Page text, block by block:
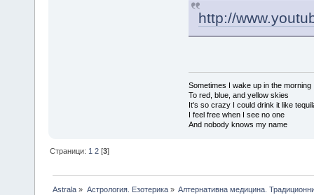
http://
Sometimes I wake up in the morning
To red, blue, and yellow skies
It's so crazy I could drink it like
I feel free when I see no one
And nobody knows my name
Страници:1 2 [3]
Astrala » Астрология. Езотерика» Алтернативна медицина.